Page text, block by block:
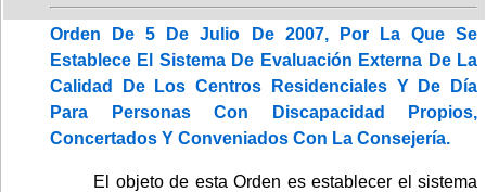
Orden De 5 De Julio De 2007, Por La Que Se
Establece El Sistema De Evaluación Externa De La
Calidad De Los Centros Residenciales Y De Día
Para Personas Con Discapacidad Propios,
Concertados Y Conveniados Con La Consejería.
El objeto de esta Orden es establecer el sistema